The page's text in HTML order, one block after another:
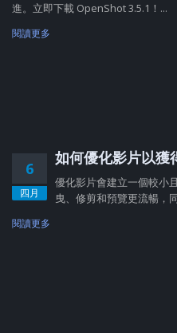
進。立即下載 OpenShot 3.5.1！...
閱讀更多
6
四月
如何優化影片以獲
優化影片會建立一個較小
曳、修剪和預覽更流暢，
閱讀更多